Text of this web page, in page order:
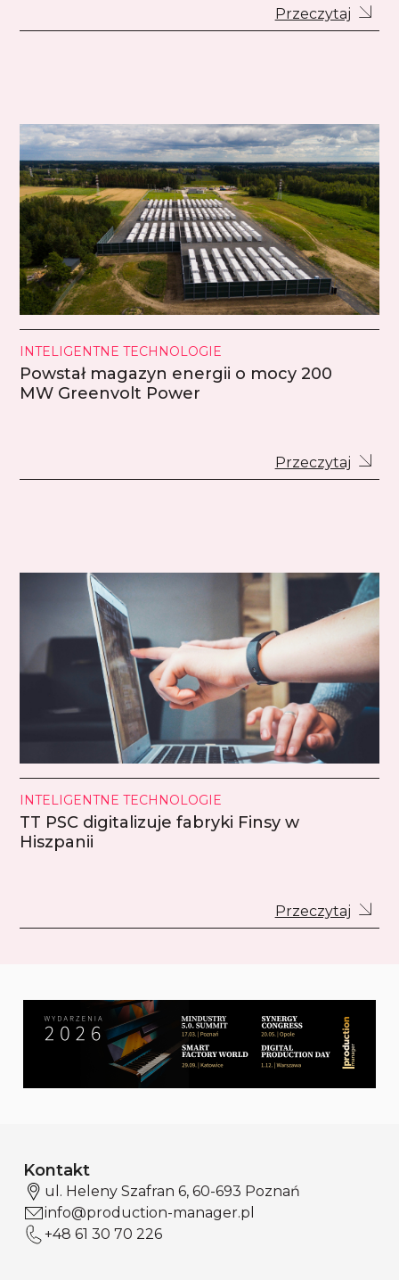
Przeczytaj
INTELIGENTNE TECHNOLOGIE
Powstał magazyn energii o mocy 200
MW Greenvolt Power
Przeczytaj
INTELIGENTNE TECHNOLOGIE
TT PSC digitalizuje fabryki Finsy w
Hiszpanii
Przeczytaj
Kontakt
ul. Heleny Szafran 6, 60-693 Poznań
info@production-manager.pl
+48 61 30 70 226